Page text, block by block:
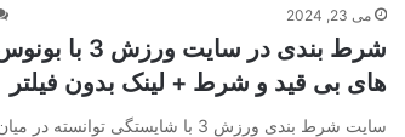
می 23, 2024
شرط بندی در سایت ورزش 3 با
های بی قید و شرط + لینک بدون فیلتر
سایت شرط بندی ورزش 3 با شایستگی توانسته در